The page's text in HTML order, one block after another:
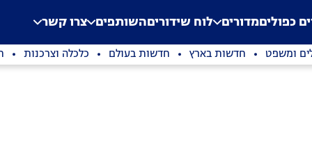
Application error: a
. כפוליםמדורים לוח שידוריםהשותפים צרו קשר
ומשפט חדשות בארץ חדשות בעולם כלכלה וצרכנות